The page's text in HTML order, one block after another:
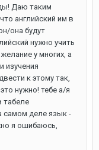
Даю таким
английский им в
она будут
нужно учить
у многих, а
изучения
к этому так,
нужно! тебе а/я
табеле
самом деле язык -
я ошибаюсь,